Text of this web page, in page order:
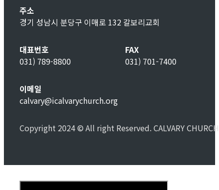
주소
경기 성남시 분당구 이매로 132 갈보리교회
대표번호
031) 789-8800
FAX
031) 701-7400
이메일
calvary@icalvarychurch.org
Copyright 2024 © All right Reserved. CALVARY CHURCH